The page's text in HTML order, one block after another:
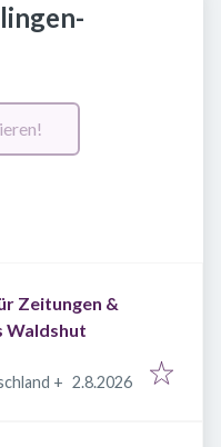
Zeitungen &
Waldshut
+ Veröffentlicht
2.8.2026